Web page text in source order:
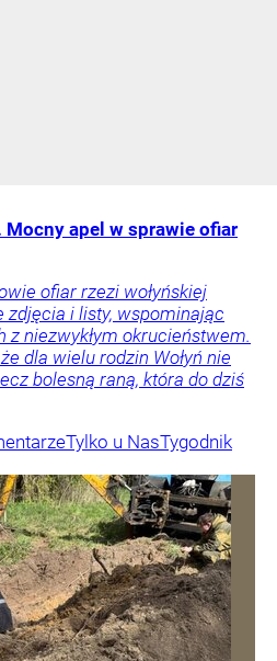
Mocny apel w sprawie ofiar
ofiar rzezi wołyńskiej
zdjęcia i listy, wspominając
niezwykłym okrucieństwem.
dla wielu rodzin Wołyń nie
bolesną raną, która do dziś
Tylko u NasTygodnik